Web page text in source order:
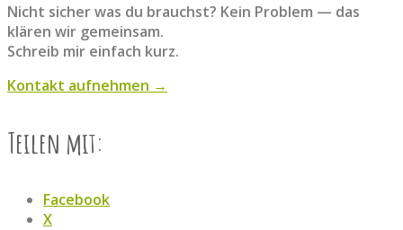
Nicht sicher was du brauchst? Kein Problem — das
klären wir gemeinsam.
Schreib mir einfach kurz.
Kontakt aufnehmen →
Teilen mit:
Facebook
X